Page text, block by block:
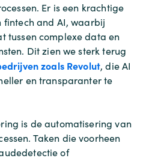
Er is een krachtige
fintech and AI, waarbij
tussen complexe data en
Dit zien we sterk terug
zoals Revolut, die AI
en transparanter te
is de automatisering van
Taken die voorheen
of